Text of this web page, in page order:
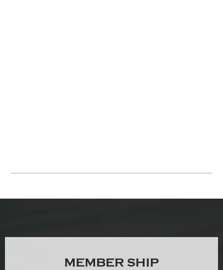
MEMBER SHIP